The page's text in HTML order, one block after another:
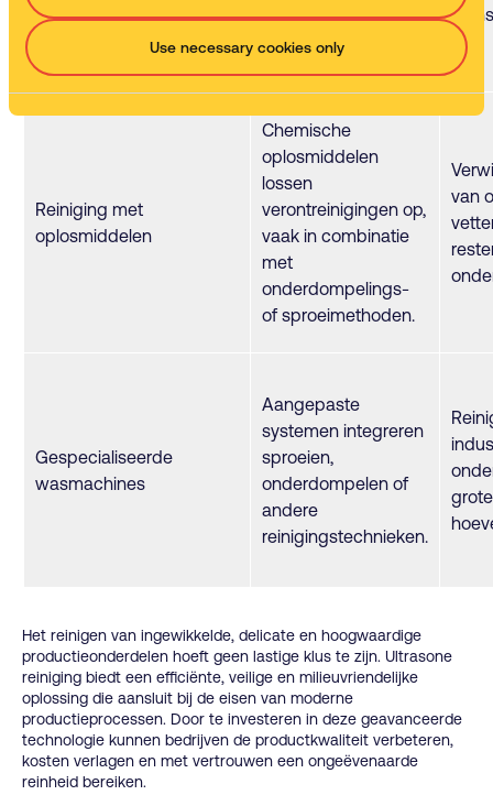
Use necessary cookies only
maken.
Reiniging met
oplosmiddelen
Chemische
oplosmiddelen
lossen
verontreinigingen op,
vaak in combinatie
met
onderdompelings-
of sproeimethoden.
van
Gespecialiseerde
wasmachines
Aangepaste
systemen integreren
sproeien,
onderdompelen of
andere
reinigingstechnieken.
grote
Het reinigen van ingewikkelde, delicate en hoogwaardige
productieonderdelen hoeft geen lastige klus te zijn. Ultrasone
reiniging biedt een efficiënte, veilige en milieuvriendelijke
oplossing die aansluit bij de eisen van moderne
productieprocessen. Door te investeren in deze geavanceerde
technologie kunnen bedrijven de productkwaliteit verbeteren,
kosten verlagen en met vertrouwen een ongeëvenaarde
reinheid bereiken.